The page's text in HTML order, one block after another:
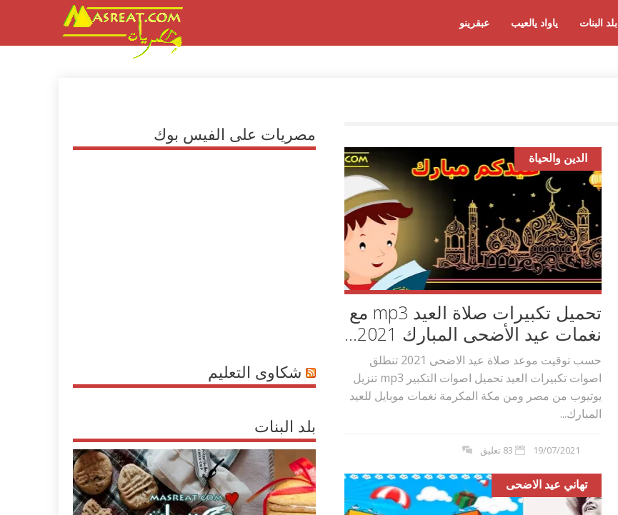
عبقرينو ياواد يالعيب بلد البنات
الدين والحياة
تحميل تكبيرات صلاة العيد mp3 مع
نغمات عيد الأضحى المبارك 2021...
حسب توقيت موعد صلاة عيد الاضحى 2021 تنطلق
اصوات تكبيرات العيد تحميل اصوات التكبير mp3 تنزيل
يوتيوب من مصر ومن مكة المكرمة نغمات موبايل للعيد
المبارك...
19/07/2021 83 تعليق
تهاني عيد الاضحى
مصريات على الفيس بوك
شكاوى التعليم
بلد البنات